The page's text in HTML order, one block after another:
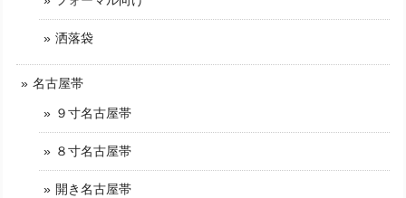
洒落袋
名古屋帯
９寸名古屋帯
８寸名古屋帯
開き名古屋帯